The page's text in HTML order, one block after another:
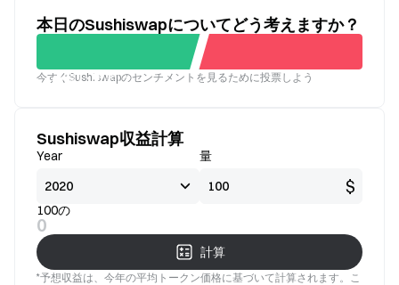
本日のSushiswapについてどう考えますか？
良い 悪い
今すぐSushiswapのセンチメントを見るために投票しよう
Sushiswap収益計算
Year 量
$
100の
0
計算
*予想収益は、今年の平均トークン価格に基づいて計算されます。こ